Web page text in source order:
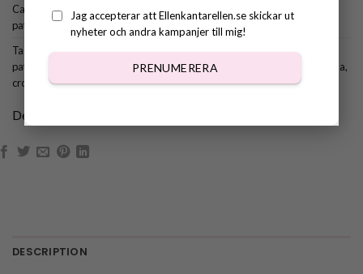
Jag accepterar att Ellenkantarellen.se skickar ut
nyheter och andra kampanjer till mig!
PRENUMERERA
Categories:
Alla mönster Babymönster Fall & Halloween patterns
patterns
Tags:
crochet pattern amigurumi,crochet pattern stacking toy,crochet
pattern bat
crochet pattern llama, crochet bat, crochet lama,
crochet stacking toy,crochet pattern
Dela:
DESCRIPTION